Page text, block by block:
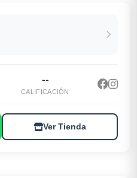
--
CALIFICACIÓN
Ver Tienda